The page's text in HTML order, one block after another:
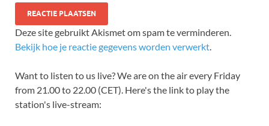
Deze site gebruikt Akismet om spam te verminderen.
Bekijk hoe je reactie gegevens worden verwerkt.
Want to listen to us live? We are on the air every Friday
from 21.00 to 22.00 (CET). Here's the link to play the
station's live-stream: